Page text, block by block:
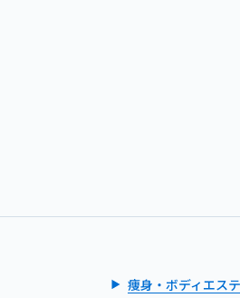
痩身・ボディエステ